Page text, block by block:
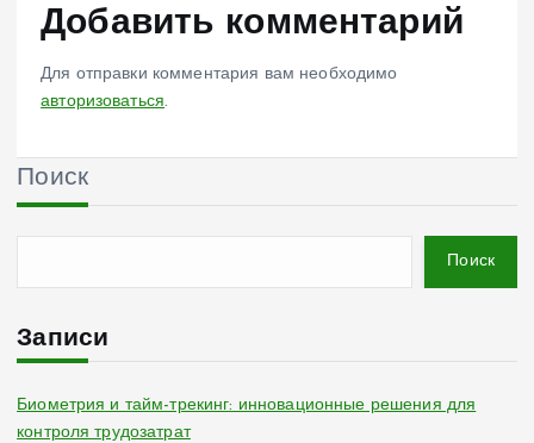
Добавить комментарий
Для отправки комментария вам необходимо
авторизоваться.
Поиск
Поиск
Записи
Биометрия и тайм-трекинг: инновационные решения для
контроля трудозатрат